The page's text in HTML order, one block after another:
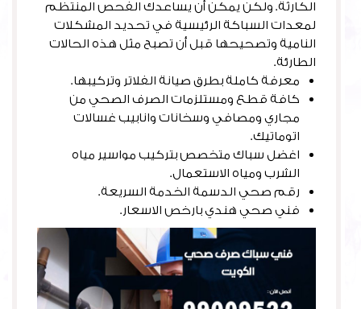
الكارثة. ولكن يمكن أن يساعدك الفحص المنتظم
لمعدات السباكة الرئيسية في تحديد المشكلات
النامية وتصحيحها قبل أن تصبح مثل هذه الحالات
الطارئة.
معرفة كاملة بطرق صيانة الفلاتر وتركيبها.
كافة قطع ومستلزمات الصرف الصحي من
مجاري ومصافي وسخانات وانابيب غسالات
اتوماتيك.
اغضل سباك متخصص بتركيب مواسير مياه
الشرب ومياه الاستعمال.
رقم صحي الدسمة الخدمة السريعة.
فني صحي هندي بارخص الاسعار.